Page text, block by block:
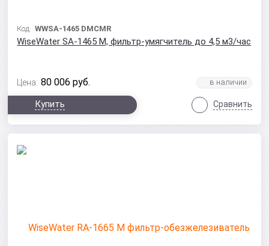
Код:WWSA-1465 DMCMR
WiseWater SA-1465 M, фильтр-умягчитель до 4,5 м3/час
Цена: 80 006 руб.
Купить Сравнить